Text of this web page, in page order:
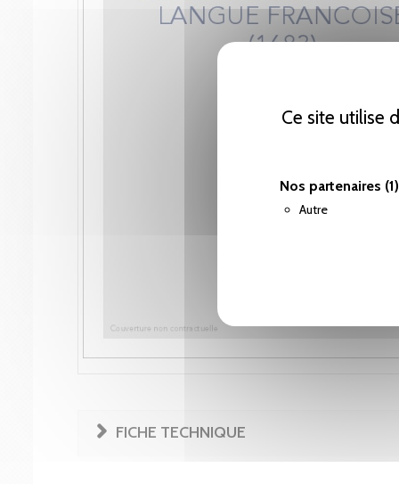
Ce site utilise
Nos partenaires (1)
Autre
FICHE TECHNIQUE